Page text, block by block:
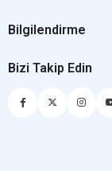
Bilgilendirme
Bizi Takip Edin